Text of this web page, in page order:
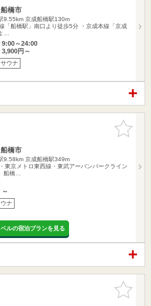
橋市
9.55km 京成船橋駅130m
「船橋駅」南口より徒歩5分 ・京成本線「京成
…
9:00～24:00
3,900円～
サウナ
お気に入
りに追加
橋市
9.58km 京成船橋駅349m
東京メトロ東西線・東武アーバンパークライン
船橋…
～
ナ
ルの宿泊プランを見る
お気に入
りに追加